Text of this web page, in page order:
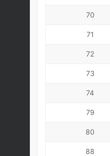
70
71
72
73
74
79
80
88